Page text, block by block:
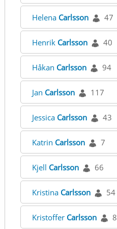
Helena Carlsson 47
Henrik Carlsson 40
Håkan Carlsson 94
Jan Carlsson 117
Jessica Carlsson 43
Katrin Carlsson 7
Kjell Carlsson 66
Kristina Carlsson 54
Kristoffer Carlsson 8